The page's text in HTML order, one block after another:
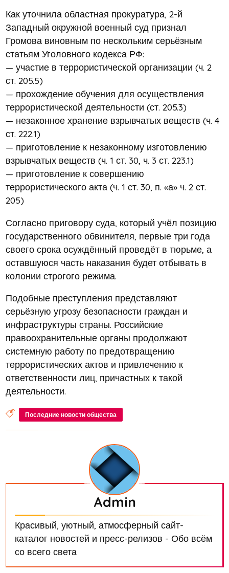
Как уточнила областная прокуратура, 2-й
Западный окружной военный суд признал
Громова виновным по нескольким серьёзным
статьям Уголовного кодекса РФ:
— участие в террористической организации (ч. 2
ст. 205.5)
— прохождение обучения для осуществления
террористической деятельности (ст. 205.3)
— незаконное хранение взрывчатых веществ (ч. 4
ст. 222.1)
— приготовление к незаконному изготовлению
взрывчатых веществ (ч. 1 ст. 30, ч. 3 ст. 223.1)
— приготовление к совершению
террористического акта (ч. 1 ст. 30, п. «а» ч. 2 ст.
205)
Согласно приговору суда, который учёл позицию
государственного обвинителя, первые три года
своего срока осуждённый проведёт в тюрьме, а
оставшуюся часть наказания будет отбывать в
колонии строгого режима.
Подобные преступления представляют
серьёзную угрозу безопасности граждан и
инфраструктуры страны. Российские
правоохранительные органы продолжают
системную работу по предотвращению
террористических актов и привлечению к
ответственности лиц, причастных к такой
деятельности.
Последние новости общества
Admin
Красивый, уютный, атмосферный сайт-
каталог новостей и пресс-релизов - Обо всём
со всего света